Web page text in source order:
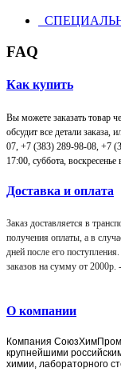
FAQ
Как купить
Вы можете заказать товар
обсудит все детали заказа,
07, +7 (383) 289-98-08, +7
17:00, суббота, воскресенье
Доставка и оплата
Заказ доставляется в
получения оплаты, а в
дней после его
заказов на сумму от 2000р. -
О компании
Компания СоюзХимПром
крупнейшими
химии, лабораторного